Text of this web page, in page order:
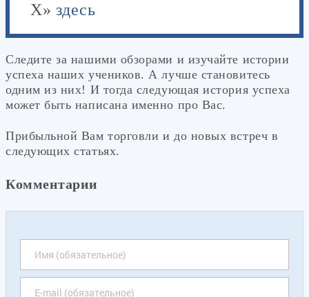
Х» здесь
Следите за нашими обзорами и изучайте истории
успеха наших учеников. А лучше становитесь
одним из них! И тогда следующая история успеха
может быть написана именно про Вас.
Прибыльной Вам торговли и до новых встреч в
следующих статьях.
Комментарии